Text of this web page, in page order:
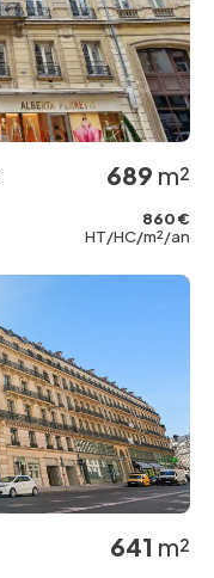
689 m²
860 €
HT/HC/m²/an
641 m²